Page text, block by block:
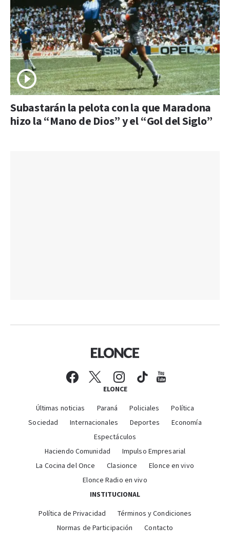
Subastarán la pelota con la que Maradona
hizo la “Mano de Dios” y el “Gol del Siglo”
ELONCE
Últimas noticias Paraná Policiales
Política
Sociedad
Internacionales Deportes
Economía
Espectáculos
Haciendo Comunidad
Impulso Empresarial
La Cocina del Once
Clasionce
Elonce en vivo
Elonce Radio en vivo
INSTITUCIONAL
Política de Privacidad
Términos y Condiciones
Normas de Participación
Contacto